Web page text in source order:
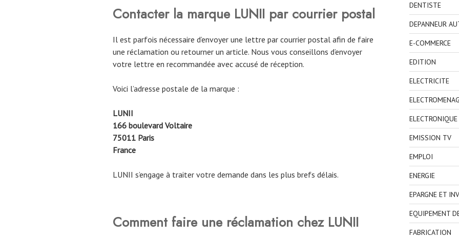
Contacter la marque LUNII par courrier postal
Il est parfois nécessaire d’envoyer une lettre par courrier postal afin de faire
une réclamation ou retourner un article. Nous vous conseillons d’envoyer
votre lettre en recommandée avec accusé de réception.
Voici l’adresse postale de la marque :
LUNII
166 boulevard Voltaire
75011 Paris
France
LUNII s’engage à traiter votre demande dans les plus brefs délais.
Comment faire une réclamation chez LUNII
DENTISTE
DEPANNEUR
E-COMMERCE
EDITION
ELECTRICITE
EMISSION TV
EMPLOI
ENERGIE
EPARGNE ET
EQUIPEMENT
FABRICATION